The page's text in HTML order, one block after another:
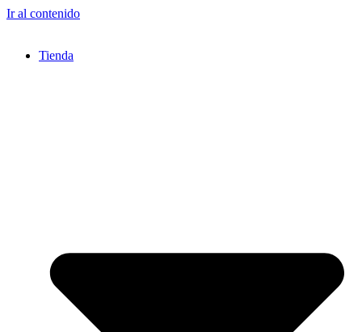
Ir al contenido
Tienda